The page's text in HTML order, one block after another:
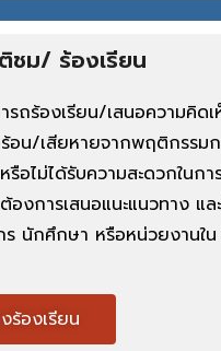
ชม/ ร้องเรียน
ถร้องเรียน/เสนอความคิด
อน/เสียหายจากพฤติกรรม
อไม่ได้รับความสะดวกในก
องการเสนอแนะแนวทาง แล
นักศึกษา หรือหน่วยงานใน
ร้องเรียน